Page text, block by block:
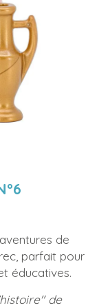
de
parfait pour
éducatives.
de